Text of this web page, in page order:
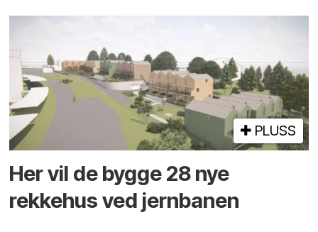
PLUSS
Her vil de bygge 28 nye
rekkehus ved jernbanen